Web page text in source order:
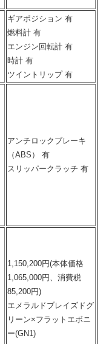
ギアポジション 有
燃料計 有
エンジン回転計 有
時計 有
ツイントリップ 有
アンチロックブレーキ
（ABS） 有
スリッパークラッチ 有
1,150,200円(本体価格
1,065,000円、消費税
85,200円)
エメラルドブレイズドグ
リーン×フラットエボニ
ー(GN1)